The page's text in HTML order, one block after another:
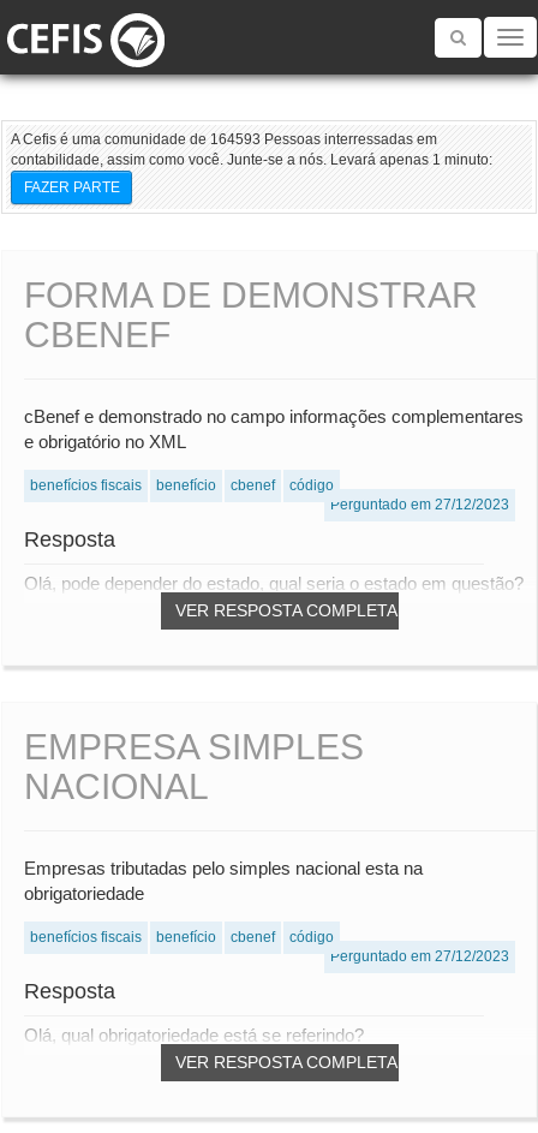
Toggle
A Cefis é uma comunidade de 164593 Pessoas interressadas em
contabilidade, assim como você. Junte-se a nós. Levará apenas 1 minuto:
FAZER PARTE
FORMA DE DEMONSTRAR
CBENEF
cBenef e demonstrado no campo informações complementares
e obrigatório no XML
benefícios fiscais benefício cbenef
código
Perguntado em 27/12/2023
Resposta
VER RESPOSTA COMPLETA
Olá, pode depender do estado, qual seria o estado em questão?
EMPRESA SIMPLES
NACIONAL
Empresas tributadas pelo simples nacional esta na
obrigatoriedade
benefícios fiscais benefício cbenef
código
Perguntado em 27/12/2023
Resposta
VER RESPOSTA COMPLETA
Olá, qual obrigatoriedade está se referindo?